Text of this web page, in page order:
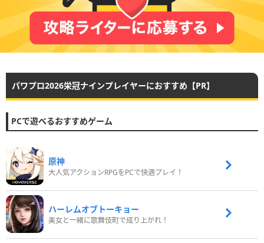
パワプロ2026栄冠ナインプレイヤーにおすすめ【PR】
PCで遊べるおすすめゲーム
原神
大人気アクションRPGをPCで快適プレイ！
ハーレムオブトーキョー
美女と一緒に歌舞伎町で成り上がれ！